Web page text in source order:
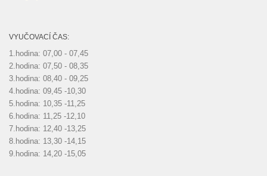
VYUČOVACÍ ČAS:
1.hodina: 07,00 - 07,45
2.hodina: 07,50 - 08,35
3.hodina: 08,40 - 09,25
4.hodina: 09,45 -10,30
5.hodina: 10,35 -11,25
6.hodina: 11,25 -12,10
7.hodina: 12,40 -13,25
8.hodina: 13,30 -14,15
9.hodina: 14,20 -15,05